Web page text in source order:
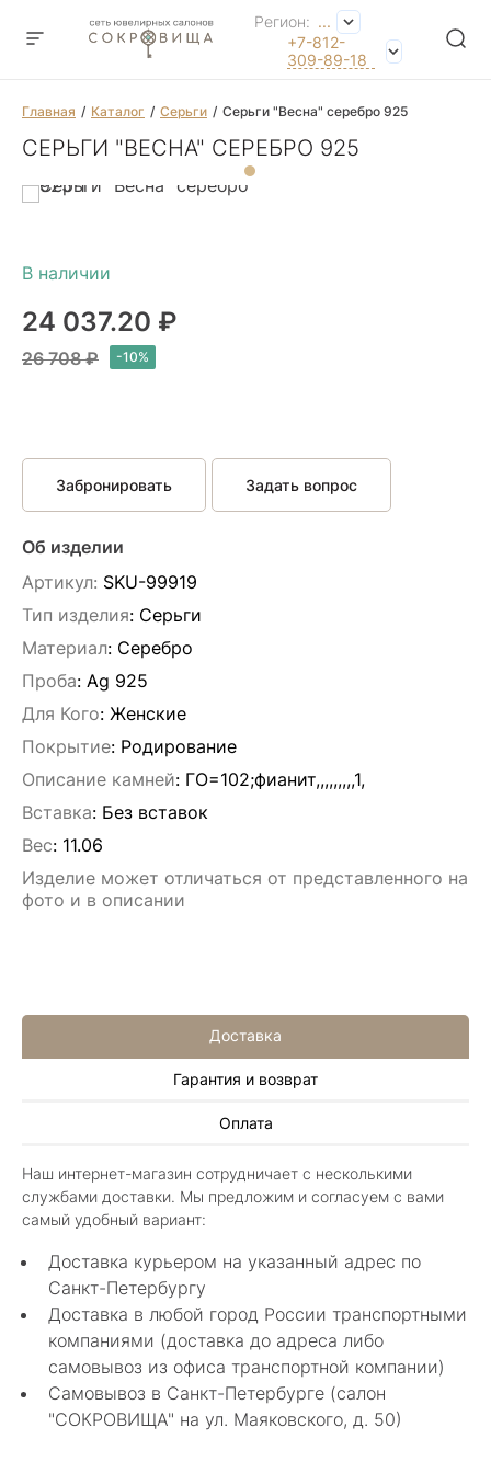
Регион: ...
+7-812-
309-89-18
Главная Каталог Серьги Серьги "Весна" серебро 925
СЕРЬГИ "ВЕСНА" СЕРЕБРО 925
24 037.20 ₽
26 708 ₽
Забронировать Задать вопрос
Об изделии
Артикул: SKU-99919
Тип изделия: Серьги
Материал: Серебро
Проба: Ag 925
Для Кого: Женские
Покрытие: Родирование
Описание камней: ГО=102;фианит,,,,,,,,,1,
Вставка: Без вставок
Вес: 11.06
Изделие может отличаться от представленного на
фото и в описании
Доставка
Гарантия и возврат
Оплата
Наш интернет-магазин сотрудничает с несколькими
службами доставки. Мы предложим и согласуем с вами
самый удобный вариант:
Доставка курьером на указанный адрес по
Санкт-Петербургу
Доставка в любой город России транспортными
компаниями (доставка до адреса либо
самовывоз из офиса транспортной компании)
Самовывоз в Санкт-Петербурге (салон
"СОКРОВИЩА" на ул. Маяковского, д. 50)
Алла Майорова
Классные изделия, оригинальные не похожие
в других магазинах. Сотрудники очень
грамотные специалисты в своем деле помогли
с выбором.
Показать полностью
Нелли Г.
4 мая 2025
Каждый раз бывая на Большой Конюшенной
12 в Санкт-Петербурге посещаю этот